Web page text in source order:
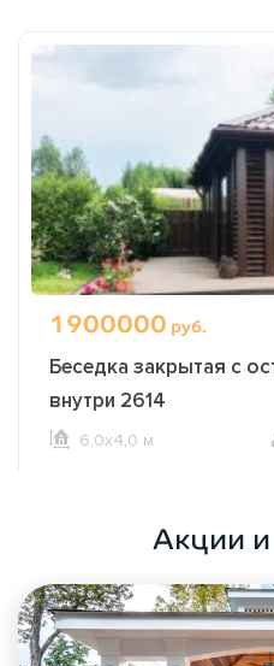
1900000 руб.
Беседка закрытая с
внутри 2614
6,0х4,0 м.
Акции и